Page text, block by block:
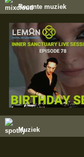
Recente muziek
Muziek